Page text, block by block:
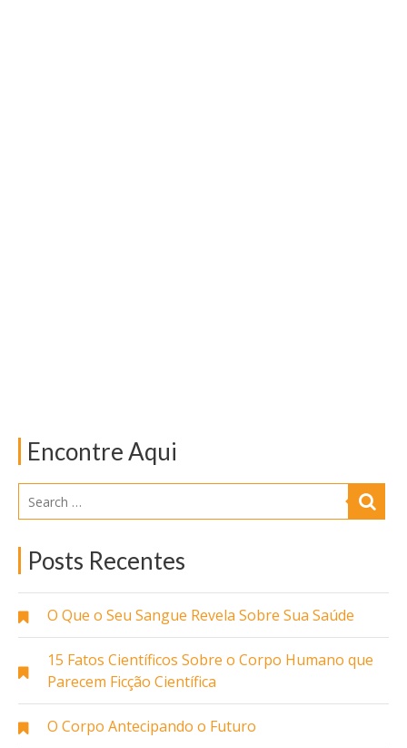
Encontre Aqui
Posts Recentes
O Que o Seu Sangue Revela Sobre Sua Saúde
15 Fatos Científicos Sobre o Corpo Humano que
Parecem Ficção Científica
O Corpo Antecipando o Futuro